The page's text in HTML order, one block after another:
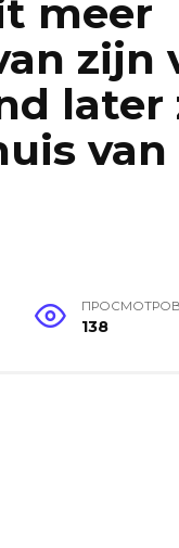
meer
zijn
later
ПРОСМОТРОВ
138